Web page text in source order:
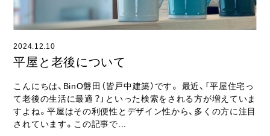
2024.12.10
平屋と老後について
こんにちは、BinO磐田（皆戸中建築）です。 最近、「平屋住宅っ
て老後の生活に最適？」といった検索をされる方が増えていま
すよね。平屋はその利便性とデザイン性から、多くの方に注目
されています。この記事で...